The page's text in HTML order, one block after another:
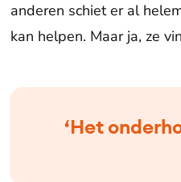
anderen schiet er al
kan helpen. Maar ja, ze
‘Het